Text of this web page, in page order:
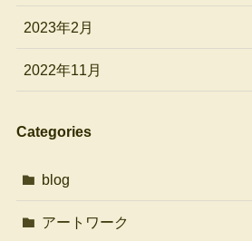
2023年2月
2022年11月
Categories
blog
アートワーク